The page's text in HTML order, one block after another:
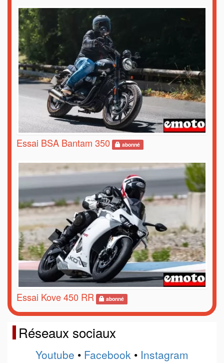
Essai BSA Bantam 350 abonné
Essai Kove 450 RR abonné
Réseaux sociaux
Youtube • Facebook • Instagram